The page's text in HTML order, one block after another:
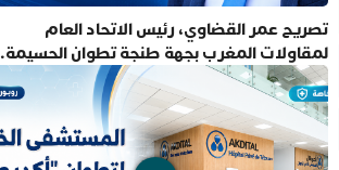
تصريح عمر القضاوي، رئيس الاتحاد العام
لمقاولات المغرب بجهة طنجة تطوان الحسيمة.